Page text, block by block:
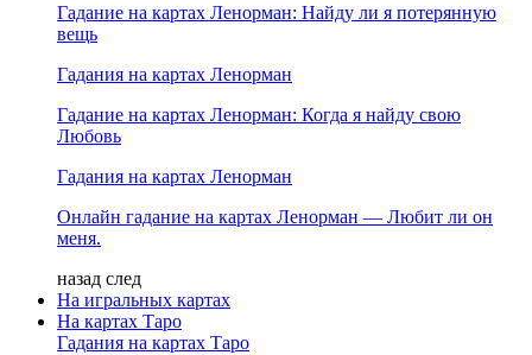
Гадание на картах Ленорман: Найду ли я потерянную
вещь
Гадания на картах Ленорман
Гадание на картах Ленорман: Когда я найду свою
Любовь
Гадания на картах Ленорман
Онлайн гадание на картах Ленорман — Любит ли он
меня.
назад след
На игральных картах
На картах Таро
Гадания на картах Таро